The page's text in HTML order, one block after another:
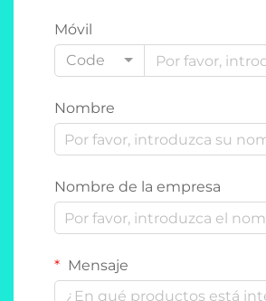
Móvil
Code
Nombre
Nombre de la empresa
Mensaje